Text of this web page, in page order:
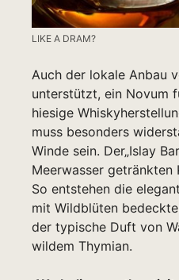
LIKE A DRAM?
Auch der lokale Anbau
unterstützt, ein Novum
hiesige
muss besonders
Winde sein. Der„Islay
Meerwasser getränkten
So entstehen die
mit Wildblüten
der typische Duft von
wildem Thymian.